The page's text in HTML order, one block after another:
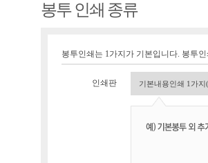
봉투 인쇄 종류
봉투인쇄는 1가지가 기본입니다. 봉투
인쇄판